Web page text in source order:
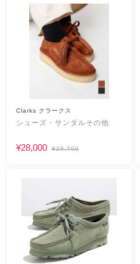
Clarks クラークス
シューズ・サンダルその他
¥28,000 ¥29,700